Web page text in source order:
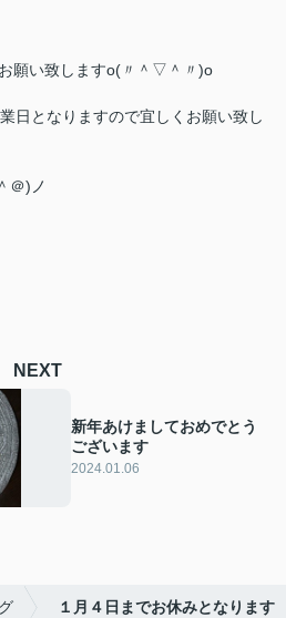
願い致しますo(〃＾▽＾〃)o
日となりますので宜しくお願い致し
＠)ノ
NEXT
新年あけましておめでとう
ございます
2024.01.06
１月４日までお休みとなります